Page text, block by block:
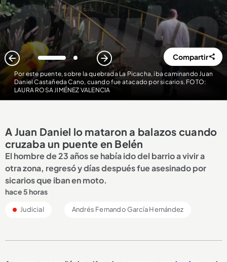
Por este puente, sobre la quebrada La Picacha, iba caminando Juan
Daniel Castañeda Cano, cuando fue atacado por sicarios. FOTO:
LAURA ROSA JIMÉNEZ VALENCIA
1 2 Compartir
A Juan Daniel lo mataron a balazos cuando
cruzaba un puente en Belén
El hombre de 23 años se había ido del barrio a vivir a
otra zona, regresó y días después fue asesinado por
sicarios que iban en moto.
hace 5 horas
Judicial Andrés Fernando García Hernández